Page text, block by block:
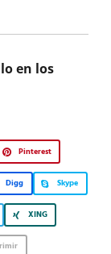
en los
Pinterest
Digg Skype
XING